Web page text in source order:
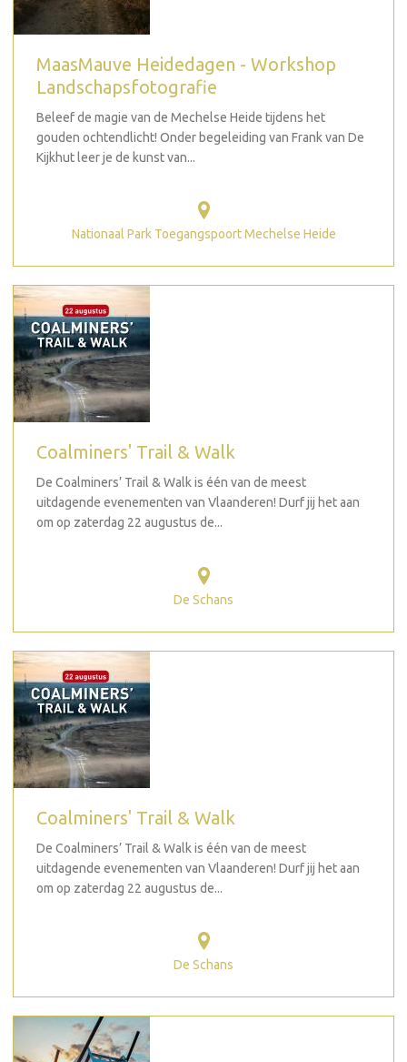
MaasMauve Heidedagen - Workshop
Landschapsfotografie
Beleef de magie van de Mechelse Heide tijdens het
gouden ochtendlicht! Onder begeleiding van Frank van De
Kijkhut leer je de kunst van...
Nationaal Park Toegangspoort Mechelse Heide
Coalminers' Trail & Walk
De Coalminers’ Trail & Walk is één van de meest
uitdagende evenementen van Vlaanderen! Durf jij het aan
om op zaterdag 22 augustus de...
De Schans
Coalminers' Trail & Walk
De Coalminers’ Trail & Walk is één van de meest
uitdagende evenementen van Vlaanderen! Durf jij het aan
om op zaterdag 22 augustus de...
De Schans